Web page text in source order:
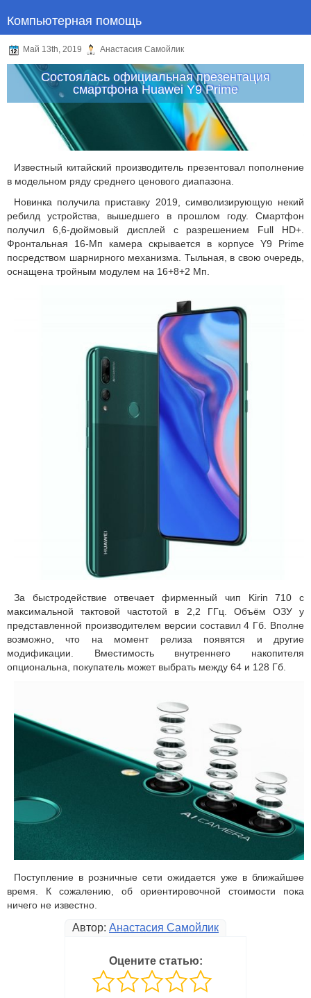
Компьютерная помощь
Май 13th, 2019 Анастасия Самойлик
Состоялась официальная презентация
смартфона Huawei Y9 Prime
Известный китайский производитель презентовал пополнение
в модельном ряду среднего ценового диапазона.
Новинка получила приставку 2019, символизирующую некий
ребилд устройства, вышедшего в прошлом году. Смартфон
получил 6,6-дюймовый дисплей с разрешением Full HD+.
Фронтальная 16-Мп камера скрывается в корпусе Y9 Prime
посредством шарнирного механизма. Тыльная, в свою очередь,
оснащена тройным модулем на 16+8+2 Мп.
За быстродействие отвечает фирменный чип Kirin 710 с
максимальной тактовой частотой в 2,2 ГГц. Объём ОЗУ у
представленной производителем версии составил 4 Гб. Вполне
возможно, что на момент релиза появятся и другие
модификации. Вместимость внутреннего накопителя
опциональна, покупатель может выбрать между 64 и 128 Гб.
Поступление в розничные сети ожидается уже в ближайшее
время. К сожалению, об ориентировочной стоимости пока
ничего не известно.
Автор: Анастасия Самойлик
Оцените статью: